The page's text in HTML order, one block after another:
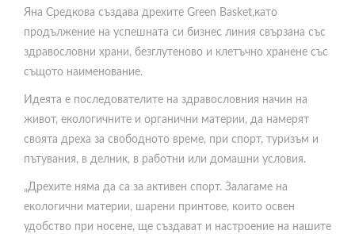
Яна Средкова създава дрехите Green Bаsket,като
продължение на успешната си бизнес линия свързана със
здравословни храни, безглутеново и клетъчно хранене със
същото наименование.
Идеята е последователите на здравословния начин на
живот, екологичните и органични материи, да намерят
своята дреха за свободното време, при спорт, туризъм и
пътувания, в делник, в работни или домашни условия.
„Дрехите няма да са за активен спорт. Залагаме на
екологични материи, шарени принтове, които освен
удобство при носене, ще създават и настроение на нашите